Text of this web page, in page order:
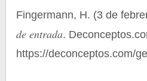
Fingermann, H. (3 de
de entrada.
https://deconceptos.com/